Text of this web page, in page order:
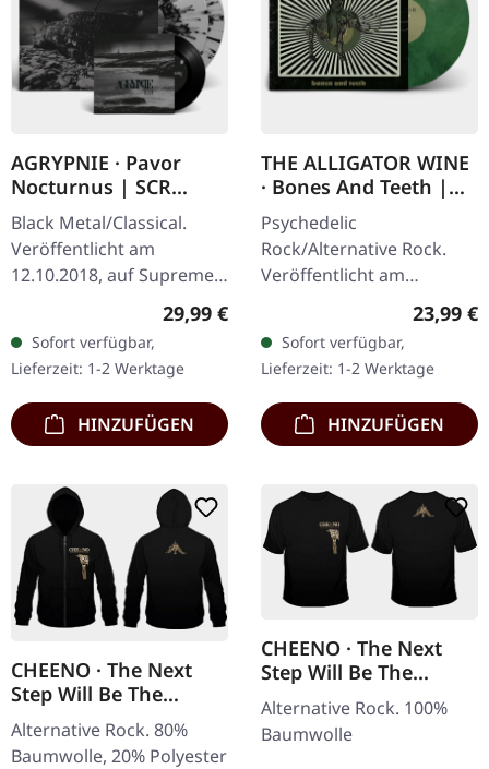
AGRYPNIE · Pavor
Nocturnus | SCR
GREY/BLACK SPLATTER
2LP+7" BUNDLE
Black Metal/Classical.
Veröffentlicht am
12.10.2018, auf Supreme
Chaos Records. Schweres
180g Doppel-Vinyl im
Gatefold-Cover mit der
extra 7" Single…
Regulärer Preis:
29,99 €
Sofort verfügbar,
Lieferzeit: 1-2 Werktage
HINZUFÜGEN
THE ALLIGATOR WINE
· Bones And Teeth |
MARBLED LP
Psychedelic
Rock/Alternative Rock.
Veröffentlicht am
15.09.2023, auf Supreme
Chaos Records. SCR- und
Band-exklusive Auflage!
Transparent…
23,99 €
Sofort verfügbar,
Lieferzeit: 1-2 Werktage
HINZUFÜGEN
CHEENO · The Next
Step Will Be The
Hardest | ZIPPER
Alternative Rock. 80%
Baumwolle, 20% Polyester
CHEENO · The Next
Step Will Be The
Hardest | T-SHIRT
Alternative Rock. 100%
Baumwolle